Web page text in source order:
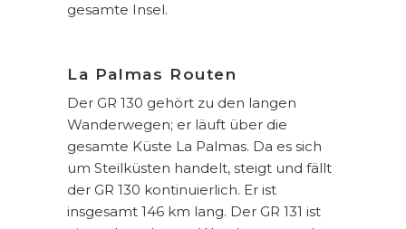
gesamte Insel.
La Palmas Routen
Der GR 130 gehört zu den langen
Wanderwegen; er läuft über die
gesamte Küste La Palmas. Da es sich
um Steilküsten handelt, steigt und fällt
der GR 130 kontinuierlich. Er ist
insgesamt 146 km lang. Der GR 131 ist